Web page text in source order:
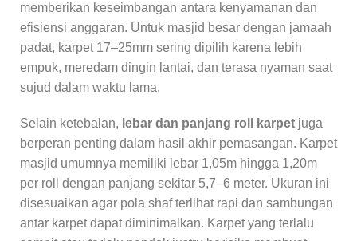
memberikan keseimbangan antara kenyamanan dan
efisiensi anggaran. Untuk masjid besar dengan jamaah
padat, karpet 17–25mm sering dipilih karena lebih
empuk, meredam dingin lantai, dan terasa nyaman saat
sujud dalam waktu lama.
Selain ketebalan, lebar dan panjang roll karpet juga
berperan penting dalam hasil akhir pemasangan. Karpet
masjid umumnya memiliki lebar 1,05m hingga 1,20m
per roll dengan panjang sekitar 5,7–6 meter. Ukuran ini
disesuaikan agar pola shaf terlihat rapi dan sambungan
antar karpet dapat diminimalkan. Karpet yang terlalu